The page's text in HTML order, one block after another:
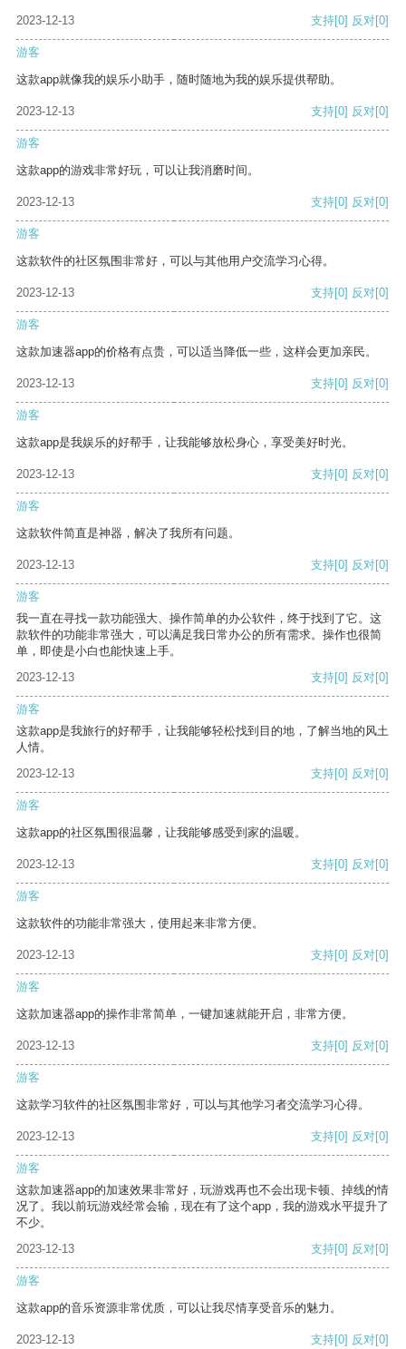
2023-12-13 支持[0] 反对[0]
游客
这款app就像我的娱乐小助手，随时随地为我的娱乐提供帮助。
2023-12-13 支持[0] 反对[0]
游客
这款app的游戏非常好玩，可以让我消磨时间。
2023-12-13 支持[0] 反对[0]
游客
这款软件的社区氛围非常好，可以与其他用户交流学习心得。
2023-12-13 支持[0] 反对[0]
游客
这款加速器app的价格有点贵，可以适当降低一些，这样会更加亲民。
2023-12-13 支持[0] 反对[0]
游客
这款app是我娱乐的好帮手，让我能够放松身心，享受美好时光。
2023-12-13 支持[0] 反对[0]
游客
这款软件简直是神器，解决了我所有问题。
2023-12-13 支持[0] 反对[0]
游客
我一直在寻找一款功能强大、操作简单的办公软件，终于找到了它。这
款软件的功能非常强大，可以满足我日常办公的所有需求。操作也很简
单，即使是小白也能快速上手。
2023-12-13
支持[0] 反对[0]
游客
这款app是我旅行的好帮手，让我能够轻松找到目的地，了解当地的风土
人情。
2023-12-13
支持[0] 反对[0]
游客
这款app的社区氛围很温馨，让我能够感受到家的温暖。
2023-12-13 支持[0] 反对[0]
游客
这款软件的功能非常强大，使用起来非常方便。
2023-12-13 支持[0] 反对[0]
游客
这款加速器app的操作非常简单，一键加速就能开启，非常方便。
2023-12-13 支持[0] 反对[0]
游客
这款学习软件的社区氛围非常好，可以与其他学习者交流学习心得。
2023-12-13 支持[0] 反对[0]
游客
这款加速器app的加速效果非常好，玩游戏再也不会出现卡顿、掉线的情
况了。我以前玩游戏经常会输，现在有了这个app，我的游戏水平提升了
不少。
2023-12-13
支持[0] 反对[0]
游客
这款app的音乐资源非常优质，可以让我尽情享受音乐的魅力。
2023-12-13 支持[0] 反对[0]